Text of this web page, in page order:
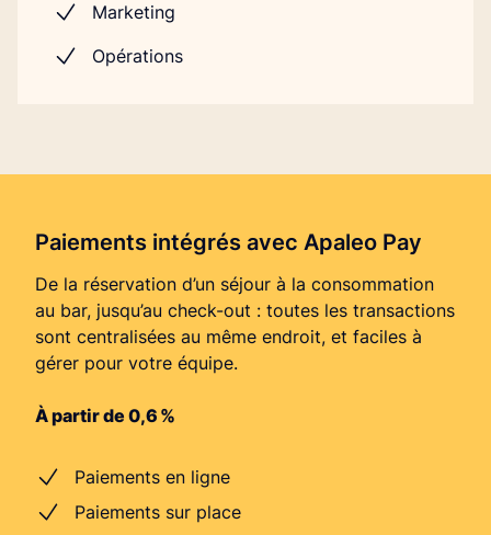
Marketing
Opérations
Paiements intégrés avec Apaleo Pay
De la réservation d’un séjour à la consommation
au bar, jusqu’au check-out : toutes les transactions
sont centralisées au même endroit, et faciles à
gérer pour votre équipe.
À partir de 0,6 %
Paiements en ligne
Paiements sur place